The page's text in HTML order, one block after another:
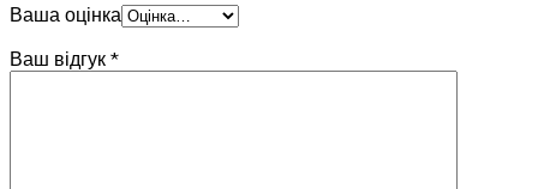
Ваша оцінка
Ваш відгук *